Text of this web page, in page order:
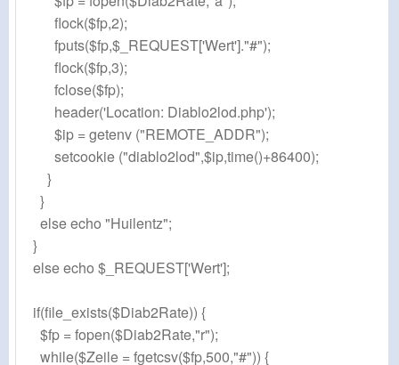
flock($fp,2);
fputs($fp,$_REQUEST['Wert']."#");
flock($fp,3);
fclose($fp);
header('Location: Diablo2lod.php');
$ip = getenv ("REMOTE_ADDR");
setcookie ("diablo2lod",$ip,time()+86400);
}
}
else echo "Huilentz";
}
else echo $_REQUEST['Wert'];
if(file_exists($Diab2Rate)) {
$fp = fopen($Diab2Rate,"r");
while($Zeile = fgetcsv($fp,500,"#")) {